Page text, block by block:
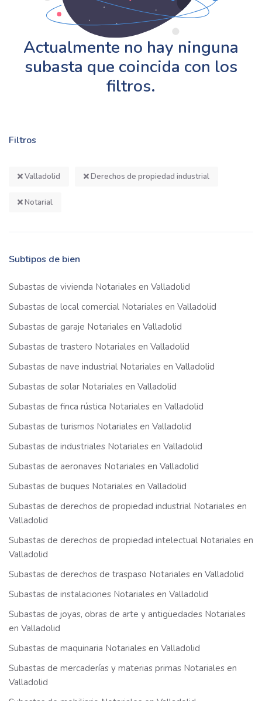
Filtros
Valladolid Derechos de propiedad industrial
Notarial
Subtipos de bien
Subastas de vivienda Notariales en Valladolid
Subastas de local comercial Notariales en Valladolid
Subastas de garaje Notariales en Valladolid
Subastas de trastero Notariales en Valladolid
Subastas de nave industrial Notariales en Valladolid
Subastas de solar Notariales en Valladolid
Subastas de finca rústica Notariales en Valladolid
Subastas de turismos Notariales en Valladolid
Subastas de industriales Notariales en Valladolid
Subastas de aeronaves Notariales en Valladolid
Subastas de buques Notariales en Valladolid
Subastas de derechos de propiedad industrial Notariales en
Valladolid
Subastas de derechos de propiedad intelectual Notariales en
Valladolid
Subastas de derechos de traspaso Notariales en Valladolid
Subastas de instalaciones Notariales en Valladolid
Subastas de joyas, obras de arte y antigüedades Notariales
en Valladolid
Subastas de maquinaria Notariales en Valladolid
Subastas de mercaderías y materias primas Notariales en
Valladolid
Actualmente no hay ninguna
subasta que coincida con los
filtros.